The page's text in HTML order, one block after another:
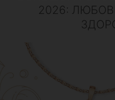
2026:
Гороскоп на апрель для